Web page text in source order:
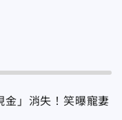
金」消失！笑曝寵妻